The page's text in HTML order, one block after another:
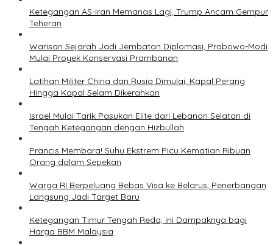
Ketegangan AS-Iran Memanas Lagi, Trump Ancam Gempur
Teheran
Warisan Sejarah Jadi Jembatan Diplomasi, Prabowo-Modi
Mulai Proyek Konservasi Prambanan
Latihan Militer China dan Rusia Dimulai, Kapal Perang
Hingga Kapal Selam Dikerahkan
Israel Mulai Tarik Pasukan Elite dari Lebanon Selatan di
Tengah Ketegangan dengan Hizbullah
Prancis Membara! Suhu Ekstrem Picu Kematian Ribuan
Orang dalam Sepekan
Warga RI Berpeluang Bebas Visa ke Belarus, Penerbangan
Langsung Jadi Target Baru
Ketegangan Timur Tengah Reda, Ini Dampaknya bagi
Harga BBM Malaysia